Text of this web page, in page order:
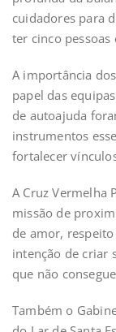
cuidadores para
ter cinco pessoas
A importância
papel das
de autoajuda
instrumentos
fortalecer
A Cruz Vermelha
missão de
de amor,
intenção de criar
que não
Também o